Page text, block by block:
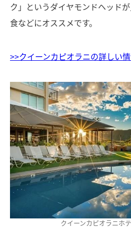
ク」というダイヤモンドヘッド
食などにオススメです。
>>クイーンカピオラニの詳しい
クイーンカピオラニホ